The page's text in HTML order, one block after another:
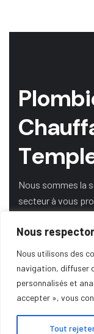
Nous
Nous utilisons des
navigation, diffuser
personnalisés et
accepter », vous
Tout
Plombi
Chauff
Templ
Nous sommes la
secteur à vous
DEMANDE